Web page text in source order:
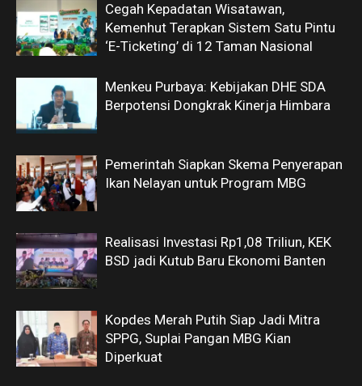
Cegah Kepadatan Wisatawan,
Kemenhut Terapkan Sistem Satu Pintu
‘E-Ticketing’ di 12 Taman Nasional
Menkeu Purbaya: Kebijakan DHE SDA
Berpotensi Dongkrak Kinerja Himbara
Pemerintah Siapkan Skema Penyerapan
Ikan Nelayan untuk Program MBG
Realisasi Investasi Rp1,08 Triliun, KEK
BSD jadi Kutub Baru Ekonomi Banten
Kopdes Merah Putih Siap Jadi Mitra
SPPG, Suplai Pangan MBG Kian
Diperkuat